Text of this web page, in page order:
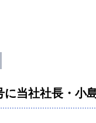
当社社長・小